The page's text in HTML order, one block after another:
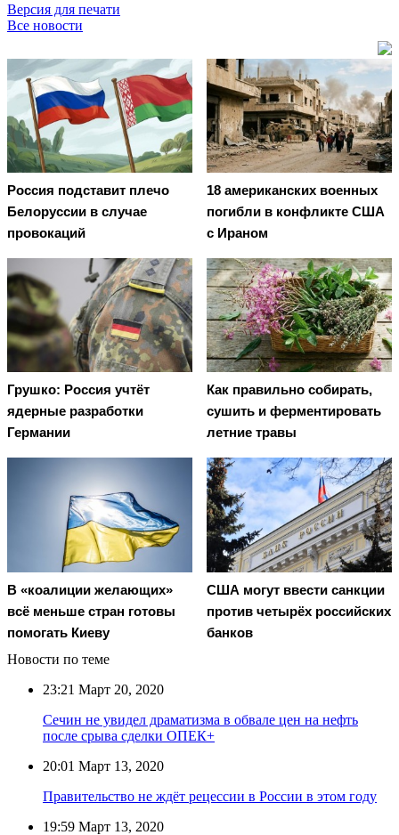
Версия для печати
Все новости
Россия подставит плечо
Белоруссии в случае
провокаций
18 американских военных
погибли в конфликте США
с Ираном
Грушко: Россия учтёт
ядерные разработки
Германии
Как правильно собирать,
сушить и ферментировать
летние травы
В «коалиции желающих»
всё меньше стран готовы
помогать Киеву
США могут ввести санкции
против четырёх российских
банков
Новости по теме
23:21 Март 20, 2020
Сечин не увидел драматизма в обвале цен на нефть
после срыва сделки ОПЕК+
20:01 Март 13, 2020
Правительство не ждёт рецессии в России в этом году
19:59 Март 13, 2020